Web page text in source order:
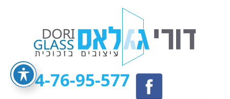
074-76-95-577